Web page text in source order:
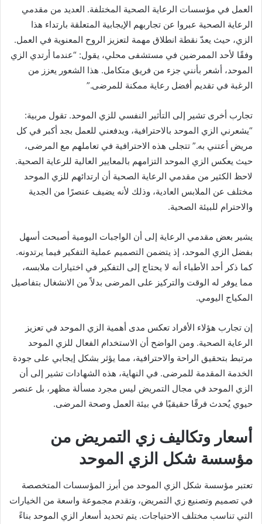
العمل في مؤسسات الرعاية الصحية المختلفة. العديد من مقدمي
الرعاية الصحية عبروا عن تجاربهم الإيجابية المتعلقة بارتداء هذا
الزي، حيث يعدّ نقطة انطلاق مهمة لتعزيز الروح المعنوية في العمل.
وفقًا لأحد الممرضين في مستشفى محلي، يقول: “عندما أرتدي الزي
الموحد، أشعر بأنني جزء من فريق متكامل. هذا الشعور يعزز من
الرغبة في تقديم أفضل رعاية ممكنة للمرضى.”
تجارب أخرى تشير إلى التأثير النفسي للزي الموحد. تقول مربية:
“يشعرني الزي الموحد بالاحترافية، ويدفعني للعمل بجد أكبر في كل
مريض أعتني به.” تتجلى هذه الاحترافية في تعاملهم مع المرضى،
حيث يعكس الزي الموحد التزامهم بالمعايير العالية للرعاية الصحية.
لاحظ الكثير من مقدمي الرعاية الصحية أن ارتدائهم للزي الموحد
مختلف عن الملابس العادية، وذلك لأنه يضيف عنصرًا من الجدية
والاحترام للبيئة الصحية.
يشير بعض مقدمي الرعاية إلى أن الواجبات اليومية أصبحت أسهل
بفضل الزي الموحد، إذ يتضمن التصميم عملية التفكير فيما يرتدونه.
كما ذكر أحد الأطباء أنه لا يحتاج إلى التفكير في اختيارات ملابسه،
مما يوفر له الوقت والتركيز على المرضى بدلاً من الانشغال بتفاصيل
المكياج اليومي.
إن تجارب هؤلاء الأفراد تعكس مدى أهمية الزي الموحد في تعزيز
الرعاية الصحية. ومن الواضح أن الاستخدام الفعال للزي الموحد
مرتبط بتحقيق الراحة والاحترافية، مما يؤثر بشكل إيجابي على جودة
الخدمة المقدمة للمرضى. في النهاية، هذه الشهادات تشير إلى أن
الزي الموحد في مجال التمريض ليس مجرد مسألة مظهر، بل عنصر
حيوي يُحدث فرقًا حقيقيًا في بيئة العمل وصحة المرضى.
أسعار وتكاليف زي التمريض من
مؤسسة شكل الزي الموحد
تعتبر مؤسسة شكل الزي الموحد من أبرز المؤسسات المتخصصة
في تصميم وتصنيع زي التمريض، وتقدم مجموعة واسعة من الخيارات
التي تناسب مختلف الاحتياجات. يتم تحديد أسعار الزي الموحد بناءً